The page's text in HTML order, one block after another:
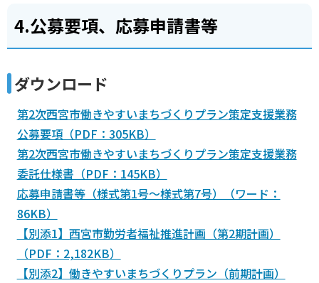
4.公募要項、応募申請書等
ダウンロード
第2次西宮市働きやすいまちづくりプラン策定支援業務
公募要項（PDF：305KB）
第2次西宮市働きやすいまちづくりプラン策定支援業務
委託仕様書（PDF：145KB）
応募申請書等（様式第1号～様式第7号）（ワード：
86KB）
【別添1】西宮市勤労者福祉推進計画（第2期計画）
（PDF：2,182KB）
【別添2】働きやすいまちづくりプラン（前期計画）